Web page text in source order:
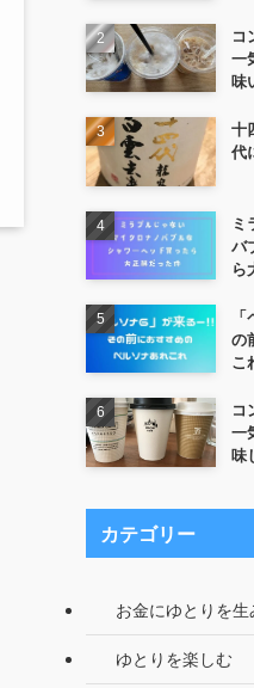
コ
一
味
十
代
ミ
バ
ら
の
こ
コ
一
味
カテゴリー
お金にゆとりを生
ゆとりを楽しむ